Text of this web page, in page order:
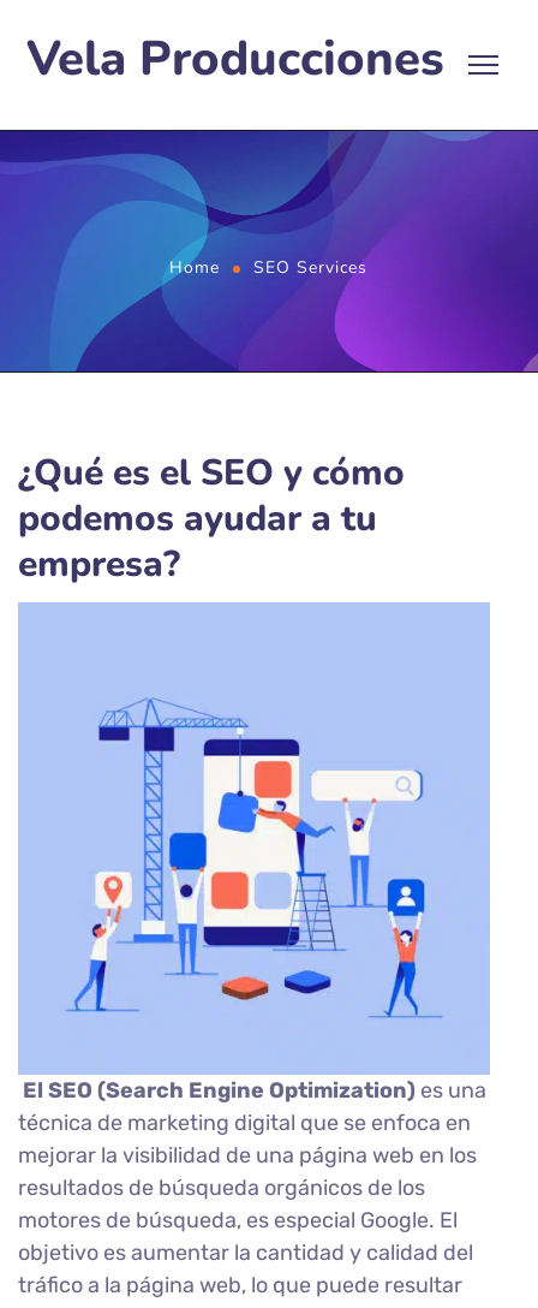
Vela Producciones
Home SEO Services
¿Qué es el SEO y cómo
podemos ayudar a tu
empresa?
El SEO (Search Engine Optimization) es una
técnica de marketing digital que se enfoca en
mejorar la visibilidad de una página web en los
resultados de búsqueda orgánicos de los
motores de búsqueda, es especial Google. El
objetivo es aumentar la cantidad y calidad del
tráfico a la página web, lo que puede resultar